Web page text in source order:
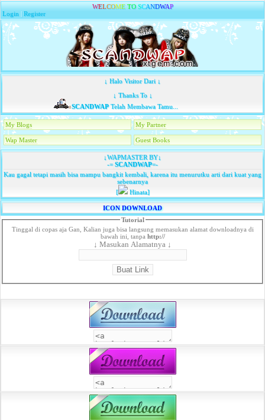
WELCOME TO SCANDWAP
Login |Register
↓ Halo Visitor Dari ↓
↓ Thanks To ↓
SCANDWAPTelah Membawa Tamu...
My Blogs My Partner
Wap Master Guest Books
↓WAPMASTER BY↓
-=SCANDWAP=-
Kau gagal tetapi masih bisa mampu bangkit kembali, karena itu menurutku arti dari kuat yang
sebenarnya
[
Hinata]
ICON DOWNLOAD
Tutorial
Tinggal di copas aja Gan, Kalian juga bisa langsung memasukan alamat downloadnya di
bawah ini, tanpa http://
↓ Masukan Alamatnya ↓